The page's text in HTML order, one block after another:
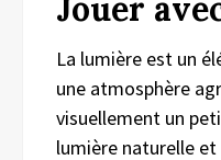
Jouer
La lumière est un
une atmosphère
visuellement un
lumière naturelle